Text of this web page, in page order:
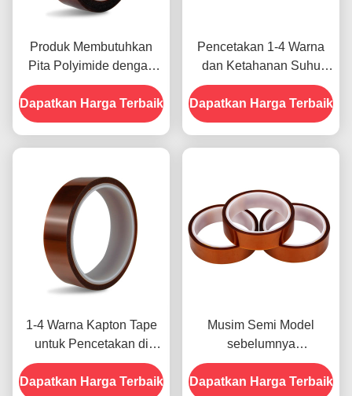
Produk Membutuhkan
Pita Polyimide dengan
Resistensi Tegangan
1000V
Dapatkan Harga Terbaik
Pencetakan 1-4 Warna
dan Ketahanan Suhu
-10C-80C Metode
Pembayaran Kartu Kredit
untuk Model Sebelumnya
Dapatkan Harga Terbaik
1-4 Warna Kapton Tape
untuk Pencetakan di
Bagian Depan
Dapatkan Harga Terbaik
Musim Semi Model
sebelumnya
menampilkan Ketahanan
Terhadap Kelembaban
Dapatkan Harga Terbaik